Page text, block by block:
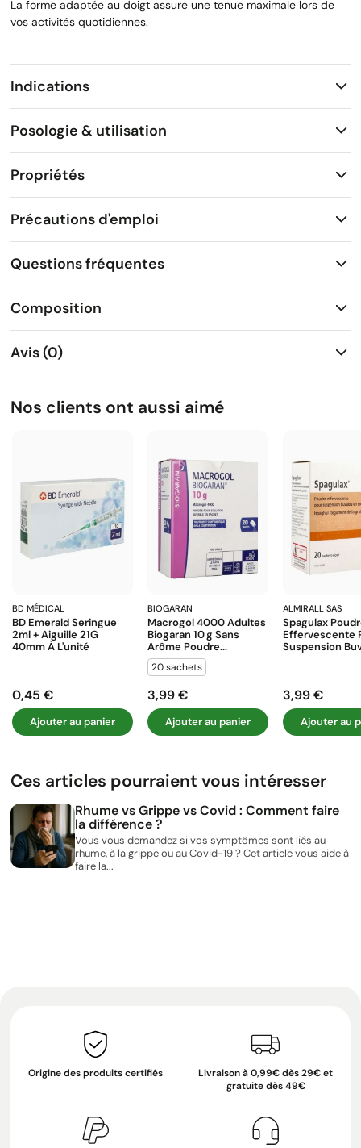
La forme adaptée au doigt assure une tenue maximale lors de
vos activités quotidiennes.
Indications
Posologie & utilisation
Propriétés
Précautions d'emploi
Questions fréquentes
Composition
Avis (0)
Nos clients ont aussi aimé
BD MÉDICAL
BD Emerald Seringue
2ml + Aiguille 21G
40mm À L'unité
Prix
0,45 €
Ajouter au panier
BIOGARAN
Macrogol 4000 Adultes
Biogaran 10 G Sans
Arôme Poudre...
20 sachets
Prix
3,99 €
Ajouter au panier
ALMIRALL SAS
Spagulax
Effervescente
Suspension
Prix
3,99 €
Ajouter au
Ces articles pourraient vous intéresser
Rhume vs Grippe vs Covid : Comment faire
la différence ?
Vous vous demandez si vos symptômes sont liés au
rhume, à la grippe ou au Covid-19 ? Cet article vous aide à
faire la...
Origine des produits certifiés
Livraison à 0,99€ dès 29€ et
gratuite dès 49€